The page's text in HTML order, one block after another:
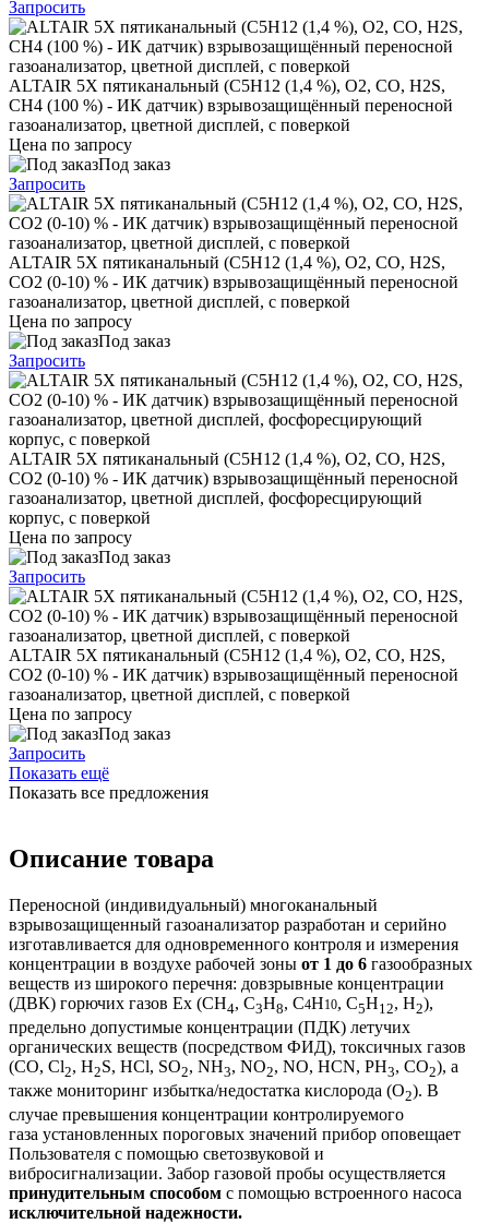
Запросить
ALTAIR 5X пятиканальный (C5H12 (1,4 %), O2, CO, H2S,
CH4 (100 %) - ИК датчик) взрывозащищённый переносной
газоанализатор, цветной дисплей, с поверкой
Цена по запросу
Под заказ
Запросить
ALTAIR 5X пятиканальный (C5H12 (1,4 %), O2, CO, H2S,
CO2 (0-10) % - ИК датчик) взрывозащищённый переносной
газоанализатор, цветной дисплей, с поверкой
Цена по запросу
Под заказ
Запросить
ALTAIR 5X пятиканальный (C5H12 (1,4 %), O2, CO, H2S,
CO2 (0-10) % - ИК датчик) взрывозащищённый переносной
газоанализатор, цветной дисплей, фосфоресцирующий
корпус, с поверкой
Цена по запросу
Под заказ
Запросить
ALTAIR 5X пятиканальный (C5H12 (1,4 %), O2, СO, H2S,
CO2 (0-10) % - ИК датчик) взрывозащищённый переносной
газоанализатор, цветной дисплей, с поверкой
Цена по запросу
Под заказ
Запросить
Показать ещё
Показать все предложения
Описание товара
Переносной (индивидуальный) многоканальный
взрывозащищенный газоанализатор разработан и серийно
изготавливается для одновременного контроля и измерения
концентрации в воздухе рабочей зоны от 1 до 6 газообразных
веществ из широкого перечня: довзрывные концентрации
(ДВК) горючих газов Ex (CH4, C3H8, C4H10, С5Н12, H2),
предельно допустимые концентрации (ПДК) летучих
органических веществ (посредством ФИД), токсичных газов
(CO, Cl2, H2S, HCl, SO2, NH3, NO2, NO, HCN, PH3, CO2), а
также мониторинг избытка/недостатка кислорода (O2). В
случае превышения концентрации контролируемого
газа установленных пороговых значений прибор оповещает
Пользователя с помощью светозвуковой и
вибросигнализации. Забор газовой пробы осуществляется
принудительным способом с помощью встроенного насоса
исключительной надежности.